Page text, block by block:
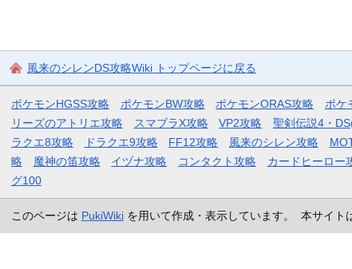
風来のシレンDS攻略Wiki トップページに戻る
ポケモンHGSS攻略 ポケモンBW攻略 ポケモンORAS攻略 ポケ
リーズのアトリエ攻略
スマブラX攻略 VP2攻略 聖剣伝説4・
ラクエ8攻略
ドラクエ9攻略 FF12攻略 風来のシレン攻略
略
魔神の笛攻略 イヅナ攻略 コンタクト攻略 カードヒーロー
グ100
このページは PukiWikiを用いて作成・表示しています。 本サイト